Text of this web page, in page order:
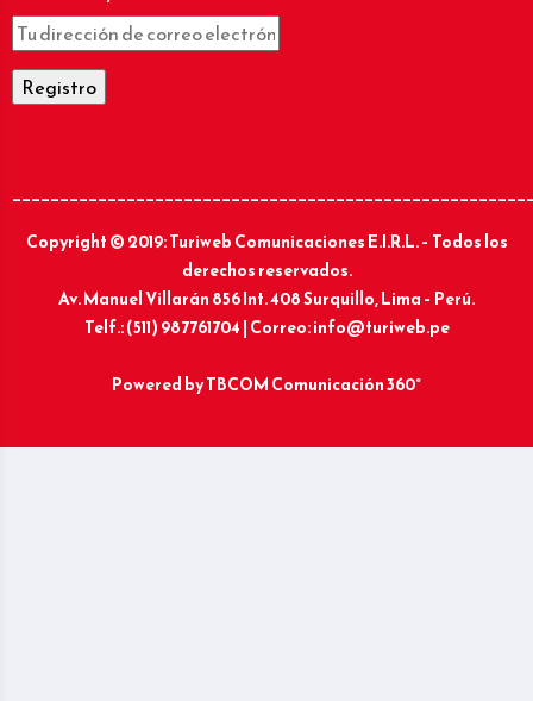
Copyright © 2019: Turiweb Comunicaciones E.I.R.L. – Todos los
derechos reservados.
Av. Manuel Villarán 856 Int. 408 Surquillo, Lima – Perú.
Telf.: (511) 987761704 | Correo: info@turiweb.pe
Powered byTBCOM Comunicación 360°